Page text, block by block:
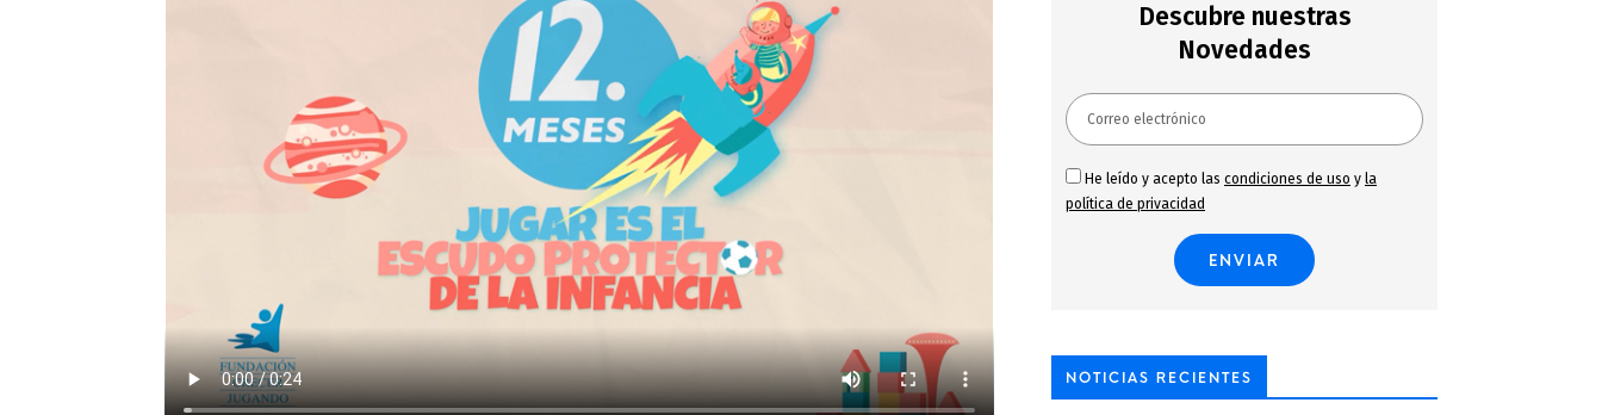
Descubre nuestras
Novedades
He leído y acepto las condiciones de uso y la
política de privacidad
NOTICIAS RECIENTES